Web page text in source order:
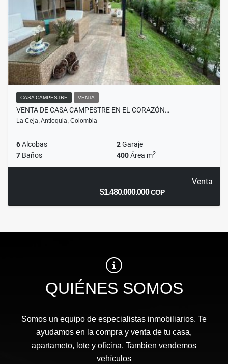
CASA CAMPESTRE VENTA
VENTA DE CASA CAMPESTRE EN EL CORAZÓN…
La Ceja, Antioquia, Colombia
6Alcobas 2Garaje
7 Baños 400Área m2
Venta
$1.480.000.000COP
QUIÉNES SOMOS
Somos un equipo de especialistas inmobiliarios. Te
ayudamos en la compra y venta de tu casa,
apartameto, lote y oficina. Tambien vendemos
vehículos